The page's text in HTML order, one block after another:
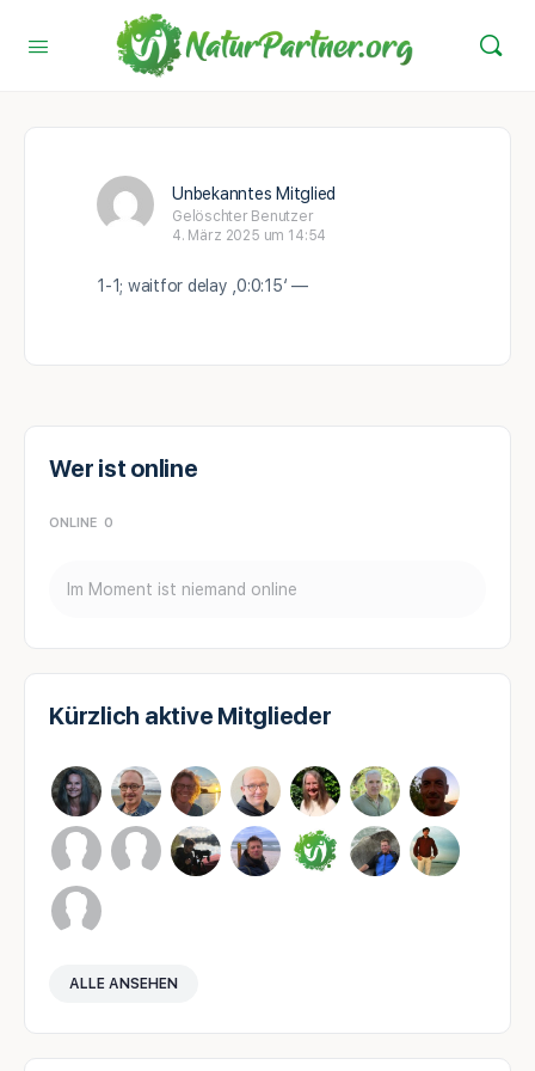
Unbekanntes Mitglied
Gelöschter Benutzer
4. März 2025 um 14:54
1-1; waitfor delay ‚0:0:15‘ —
Wer ist online
ONLINE 0
Im Moment ist niemand online
Kürzlich aktive Mitglieder
ALLE ANSEHEN